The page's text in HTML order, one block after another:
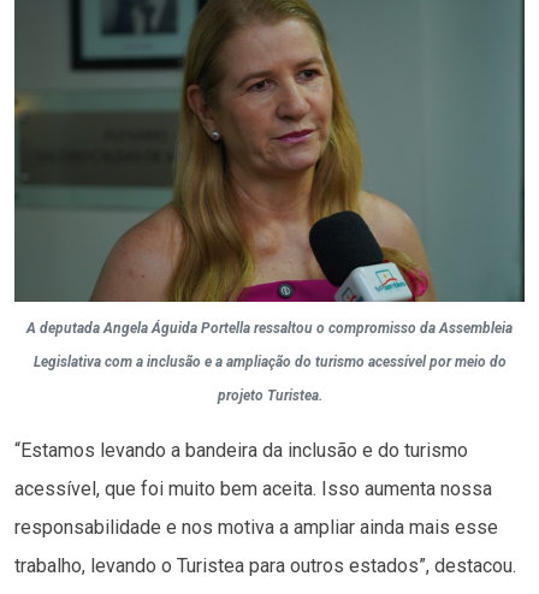
A deputada Angela Águida Portella ressaltou o compromisso da Assembleia
Legislativa com a inclusão e a ampliação do turismo acessível por meio do
projeto Turistea.
“Estamos levando a bandeira da inclusão e do turismo
acessível, que foi muito bem aceita. Isso aumenta nossa
responsabilidade e nos motiva a ampliar ainda mais esse
trabalho, levando o Turistea para outros estados”, destacou.